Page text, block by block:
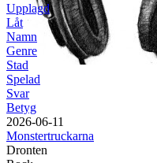
Upplagd
Låt
Namn
Genre
Stad
Spelad
Svar
Betyg
2026-06-11
Monstertruckarna
Dronten